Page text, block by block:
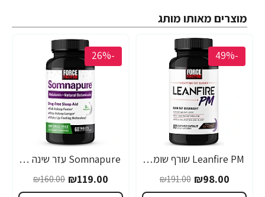
מוצרים מאותו מותג
-49%
Leanfire PM שורף שומנים ללילה 60 כמוסות צמחיות - מבית Force Factor
₪98.00
₪191.00
-26%
Somnapure עזר שינה טבעי 60 טבליות - מבית Force Factor
₪119.00
₪160.00